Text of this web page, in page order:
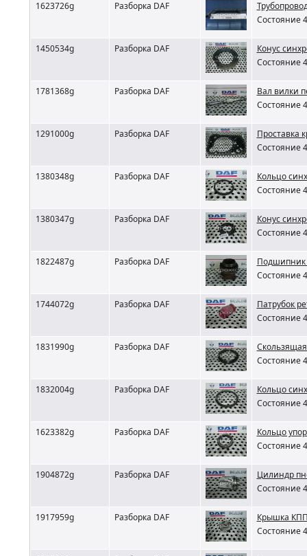
1623726g Разборка DAF
Состояние
1450534g Разборка DAF
Конус
Состояние
1781368g Разборка DAF
Вал вилки
Состояние
1291000g Разборка DAF
Проставка
Состояние
1380348g Разборка DAF
Кольцо
Состояние
1380347g Разборка DAF
Конус
Состояние
1822487g Разборка DAF
Подшипник
Состояние
1744072g Разборка DAF
Патрубок
Состояние
1831990g Разборка DAF
Состояние
1832004g Разборка DAF
Кольцо
Состояние
1623382g Разборка DAF
Кольцо
Состояние
1904872g Разборка DAF
Цилиндр
Состояние
1917959g Разборка DAF
Крышка
Состояние